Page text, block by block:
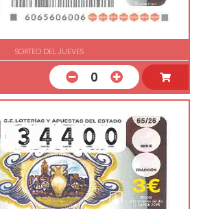
SORTEO DEL JUEVES
0